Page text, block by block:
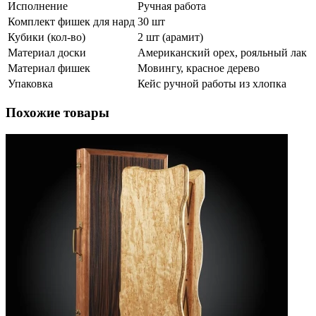
Исполнение
Ручная работа
Комплект фишек для нард 30 шт
Кубики (кол-во)
2 шт (арамит)
Материал доски
Американский орех, рояльный лак
Материал фишек
Мовингу, красное дерево
Упаковка
Кейс ручной работы из хлопка
Похожие товары